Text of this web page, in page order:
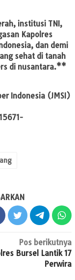
institusi TNI,
Kapolres
dan demi
sehat di tanah
di nusantara.**
Indonesia (JMSI)
Pos berikutnya
Bursel Lantik 17
Perwira